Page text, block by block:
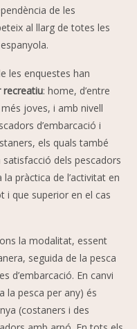
de les
al llarg de totes les
les enquestes han
recreatiu: home, d’entre
joves, i amb nivell
d’embarcació i
els quals també
dels pescadors
pràctica de l’activitat en
i que superior en el cas
la modalitat, essent
seguida de la pesca
d’embarcació. En canvi
la pesca per any) és
(costaners i des